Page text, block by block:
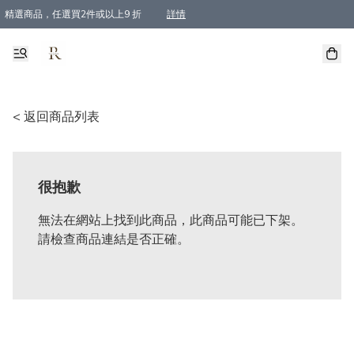
精選商品，任選買2件或以上9 折 詳情
< 返回商品列表
很抱歉
無法在網站上找到此商品，此商品可能已下架。
請檢查商品連結是否正確。